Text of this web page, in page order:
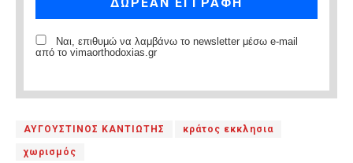
Ναι, επιθυμώ να λαμβάνω το newsletter μέσω e-mail
από το vimaorthodoxias.gr
ΑΥΓΟΥΣΤΙΝΟΣ ΚΑΝΤΙΩΤΗΣ κράτος εκκλησια
χωρισμός